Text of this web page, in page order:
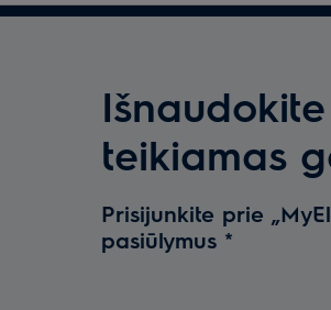
teikiamas
Prisijunkite prie
pasiūlymus *